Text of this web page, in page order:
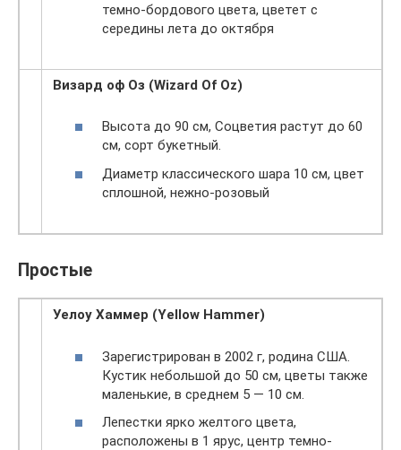
темно-бордового цвета, цветет с
середины лета до октября
Визард оф Оз (Wizard Of Oz)
Высота до 90 см, Соцветия растут до 60
см, сорт букетный.
Диаметр классического шара 10 см, цвет
сплошной, нежно-розовый
Простые
Уелоу Хаммер (Yellow Hammer)
Зарегистрирован в 2002 г, родина США.
Кустик небольшой до 50 см, цветы также
маленькие, в среднем 5 — 10 см.
Лепестки ярко желтого цвета,
расположены в 1 ярус, центр темно-